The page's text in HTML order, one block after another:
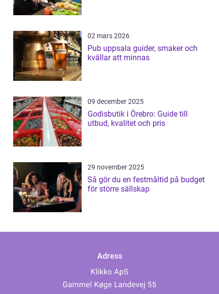
02 mars 2026
Pub uppsala guider, smaker och
kvällar att minnas
09 december 2025
Godisbutik i Örebro: Guide till
utbud, kvalitet och pris
29 november 2025
Så gör du en festmåltid på budget
för större sällskap
Adress